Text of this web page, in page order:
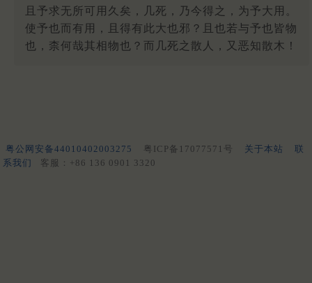
且予求无所可用久矣，几死，乃今得之，为予大用。
使予也而有用，且得有此大也邪？且也若与予也皆物
也，柰何哉其相物也？而几死之散人，又恶知散木！
粤公网安备44010402003275 粤ICP备17077571号 关于本站
联
系我们
客服：+86 136 0901 3320